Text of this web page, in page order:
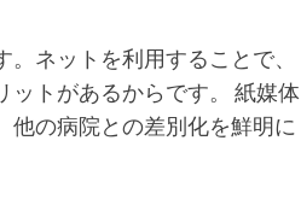
ネットを利用することで、
ットがあるからです。 紙媒体
他の病院との差別化を鮮明に